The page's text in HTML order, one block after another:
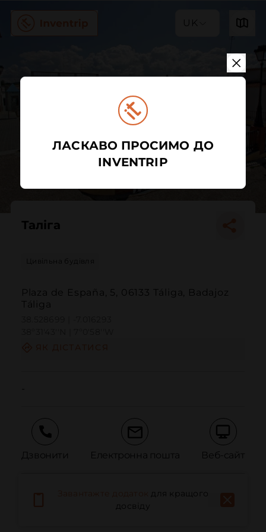
UK
Таліга
Цивільна будівля
Plaza de España, 5, 06133 Táliga, Badajoz
Táliga
Дзвонити Електронна пошта Веб-сайт
Повідомити про проблему
для кращого
досвіду
ЛАСКАВО ПРОСИМО ДО
INVENTRIP